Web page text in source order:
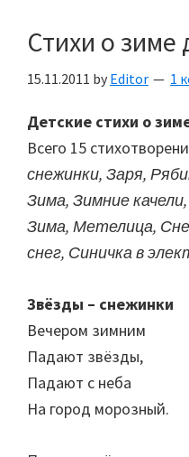
Стихи о зиме
15.11.2011 by Editor 1
Детские стихи о
Всего 15
снежинки, Заря,
Зима, Зимние
Зима, Метелица,
снег, Синичка в
Звёзды – снежинки
Вечером зимним
Падают звёзды,
Падают с неба
На город морозный.